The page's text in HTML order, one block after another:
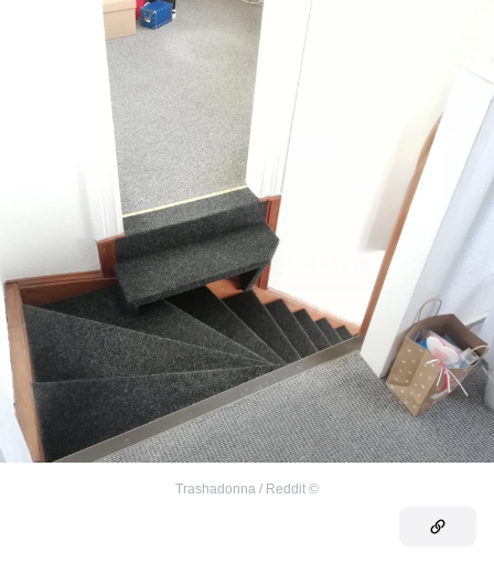
©
Trashadonna / Reddit